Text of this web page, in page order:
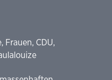
, Frauen, CDU,